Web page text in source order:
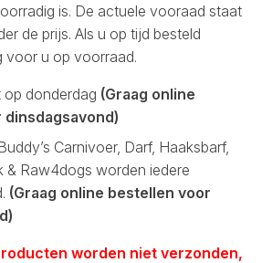
is. De actuele vooraad staat
de prijs. Als u op tijd besteld
voor u op voorraad.
op donderdag (Graag online
Carnivoer, Darf, Haaksbarf,
& Raw4dogs worden iedere
(Graag online bestellen voor
worden niet verzonden,